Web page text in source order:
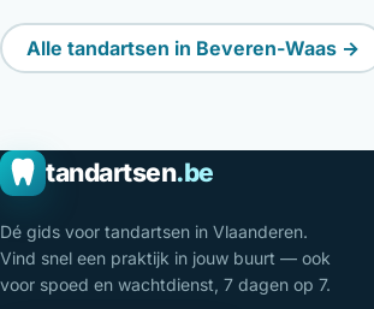
Alle tandartsen in Beveren-Waas →
tandartsen.be
Dé gids voor tandartsen in Vlaanderen.
Vind snel een praktijk in jouw buurt — ook
voor spoed en wachtdienst, 7 dagen op 7.